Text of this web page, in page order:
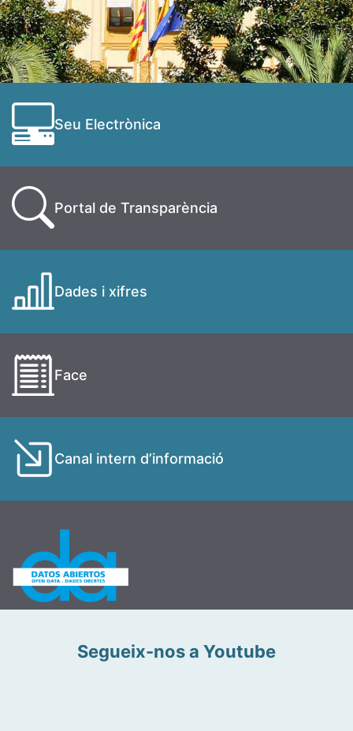
Seu Electrònica
Portal de Transparència
Dades i xifres
Face
Canal intern d’informació
Segueix-nos a Youtube